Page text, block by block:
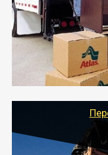
- Служебный или
отдельном авто
стоимости).
- Тайгер Логистик
качественно
службы или работы
оформлением